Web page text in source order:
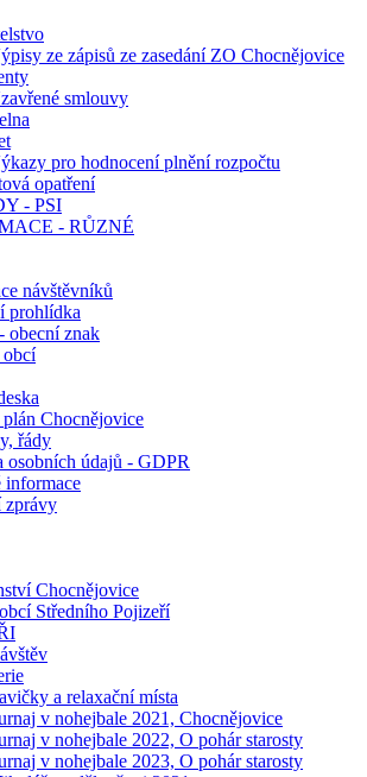
ze zápisů ze zasedání ZO Chocnějovice
smlouvy
pro hodnocení plnění rozpočtu
opatření
- PSI
- RŮZNÉ
návštěvníků
prohlídka
obecní znak
Chocnějovice
řády
osobních údajů - GDPR
informace
zprávy
Chocnějovice
Středního Pojizeří
a relaxační místa
v nohejbale 2021, Chocnějovice
v nohejbale 2022, O pohár starosty
v nohejbale 2023, O pohár starosty